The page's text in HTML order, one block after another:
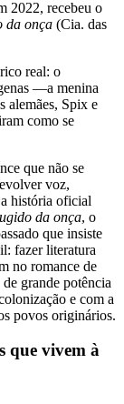
2022, recebeu o
da onça (Cia. das
real: o
—a menina
alemães, Spix e
como se
que não se
voz,
história oficial
da onça, o
que insiste
fazer literatura
no romance de
grande potência
e com a
povos originários.
que vivem à